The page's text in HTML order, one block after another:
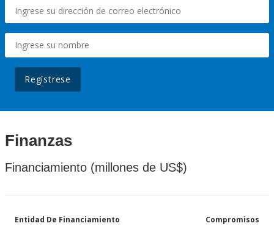
Regístrese
Finanzas
Financiamiento (millones de US$)
Entidad De Financiamiento Compromisos